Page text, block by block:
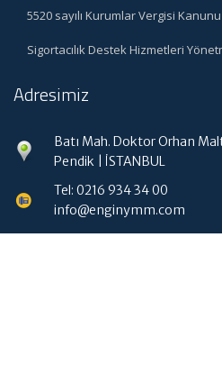
5520 sayılı Kurumlar Vergisi
Sigortacılık Destek Hizmetleri
Adresimiz
Batı Mah. Doktor Orhan
Pendik | İSTANBUL
Tel: 0216 934 34 00
info@enginymm.com